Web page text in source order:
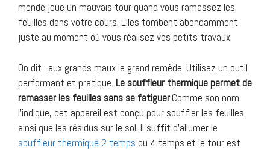
monde joue un mauvais tour quand vous ramassez les
feuilles dans votre cours. Elles tombent abondamment
juste au moment où vous réalisez vos petits travaux.
On dit : aux grands maux le grand remède. Utilisez un outil
performant et pratique. Le souffleur thermique permet de
ramasser les feuilles sans se fatiguer.Comme son nom
l’indique, cet appareil est conçu pour souffler les feuilles
ainsi que les résidus sur le sol. Il suffit d’allumer le
souffleur thermique 2 temps ou 4 temps et le tour est